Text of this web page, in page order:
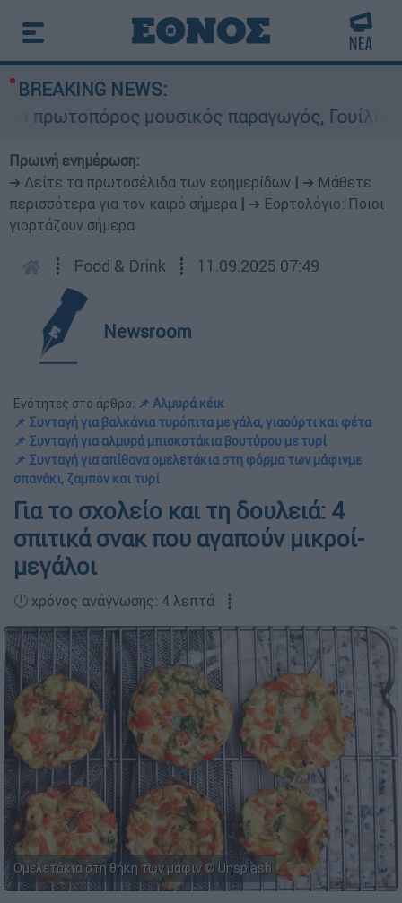
BREAKING NEWS:
μουσικός παραγωγός, Γουίλιαμ Όρμπιτ
Πρωινή ενημέρωση:
➔ Δείτε τα πρωτοσέλιδα των εφημερίδων
➔ Μάθετε
περισσότερα για τον καιρό σήμερα
➔ Εορτολόγιο: Ποιοι
γιορτάζουν σήμερα
┋ Food & Drink ┋ 11.09.2025 07:49
Newsroom
Ενότητες στο άρθρο: 📌 Αλμυρά κέικ
📌 Συνταγή για βαλκάνια τυρόπιτα με γάλα, γιαούρτι και φέτα
📌 Συνταγή για αλμυρά μπισκοτάκια βουτύρου με τυρί
📌 Συνταγή για απίθανα ομελετάκια στη φόρμα των μάφινμε
σπανάκι, ζαμπόν και τυρί
Για το σχολείο και τη δουλειά: 4
σπιτικά σνακ που αγαπούν μικροί-
μεγάλοι
🕛 χρόνος ανάγνωσης: 4 λεπτά ┋
Ομελετάκια στη θήκη των μάφιν © Unsplash